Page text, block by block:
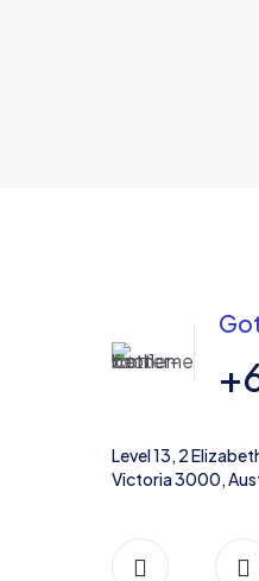
Level 13, 2
Victoria 3000,